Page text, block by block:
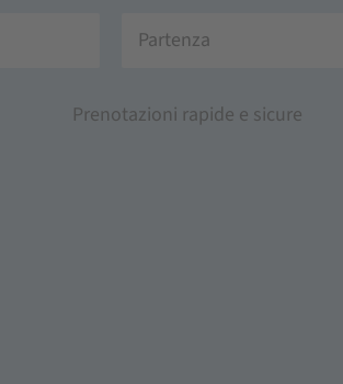
Prenotazioni rapide e sicure